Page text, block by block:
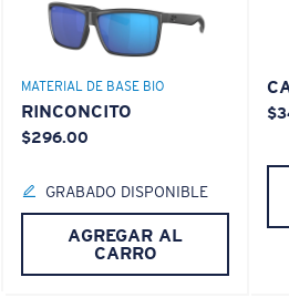
MATERIAL DE BASE BIO
RINCONCITO
$296.00
GRABADO DISPONIBLE
AGREGAR AL
CARRO